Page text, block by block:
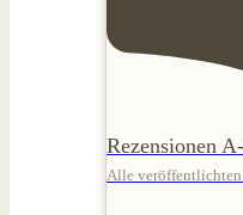
Rezensionen
Alle veröffentlichten